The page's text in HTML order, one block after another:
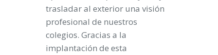
trasladar al exterior una visión
profesional de nuestros
colegios. Gracias a la
implantación de esta